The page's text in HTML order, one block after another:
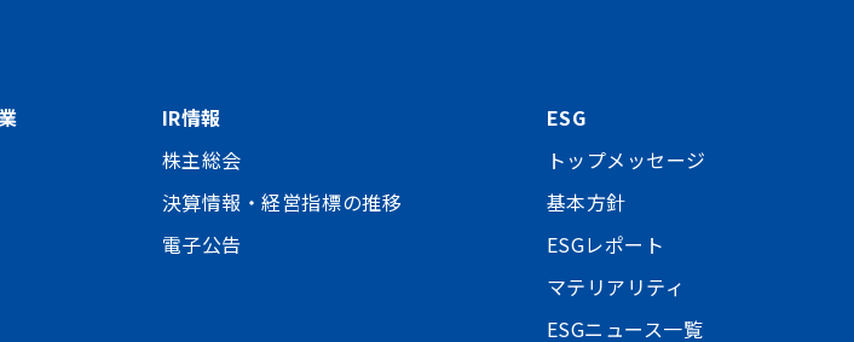
IR情報
株主総会
決算情報・経営指標の推移
電子公告
ESG
トップメッセージ
基本方針
ESGレポート
マテリアリティ
ESGニュース一覧